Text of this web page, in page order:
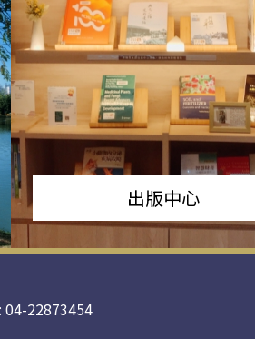
出版中心
04-22873454